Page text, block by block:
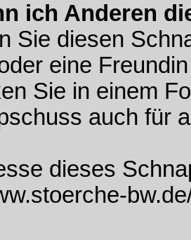
ich Anderen
Sie diesen
eine
Sie in einem
auch für
dieses